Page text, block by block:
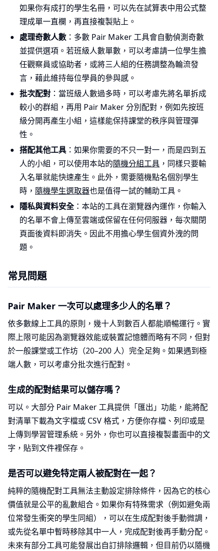
如果你有成打的學生名冊，可以先在試算表中用公式整
理成單一直欄，再直接複製貼上。
處理奇數人數 ：多數 Pair Maker 工具會自動偵測奇數
並提供選項。若班級人數單數，可以考慮請一位學生擔
任觀察員或協助者，或將三人組的任務調整為輪流發
言，藉此維持每位學員的參與感。
批次配對 ：當班級人數過多時，可以考慮先將名單拆成
較小的群組，再用 Pair Maker 分別配對，例如先按班
級分開再產生小組，這樣能保持課堂的秩序與管理彈
性。
搭配其他工具 ：如果你需要的不只一對一，而是四到五
人的小組，可以使用本站的隨機分組工具 ，同樣只要輸
入名單就能快速產生。此外，需要隨機點名個別學生
時， 隨機學生選取器也是值得一試的輔助工具。
隱私與資料安全：本站的工具在瀏覽器內運作，你輸入
的名單不會上傳至雲端或保留在任何伺服器，每次關閉
頁面後資料即消失。因此不用擔心學生個資外洩的問
題。
常見問題
Pair Maker 一次可以處理多少人的名單？
依多數線上工具的原則，幾十人到數百人都能順暢運行。實
際上限可能因為瀏覽器效能或裝置記憶體而略有不同，但對
於一般課堂或工作坊（20–200 人）完全足夠。如果遇到極
端人數，可以考慮分批次進行配對。
生成的配對結果可以儲存嗎？
可以。大部分 Pair Maker 工具提供「匯出」功能，能將配
對清單下載為文字檔或 CSV 格式，方便你存檔、列印或是
上傳到學習管理系統。另外，你也可以直接複製畫面中的文
字，貼到文件裡保存。
是否可以避免特定兩人被配對在一起？
純粹的隨機配對工具無法主動設定排除條件，因為它的核心
價值就是公平的亂數組合。如果你有特殊需求（例如避免兩
位常發生衝突的學生同組），可以在生成配對後手動微調，
或先從名單中暫時移除其中一人，完成配對後再手動分配。
未來有部分工具可能發展出自訂排除邏輯，但目前仍以隨機